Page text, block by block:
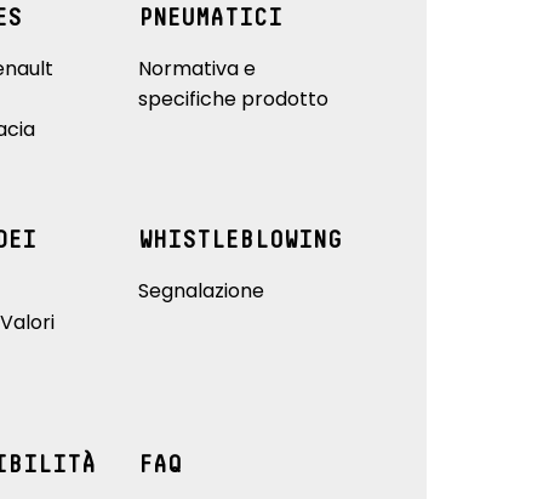
PNEUMATICI
Normativa e
specifiche prodotto
WHISTLEBLOWING
Segnalazione
FAQ